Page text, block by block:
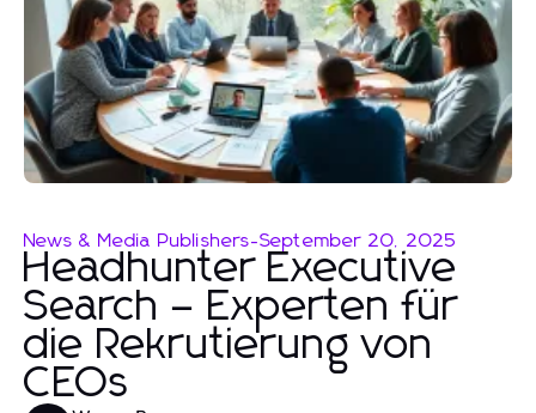
News & Media Publishers-September 20, 2025
Headhunter Executive
Search – Experten für
die Rekrutierung von
CEOs